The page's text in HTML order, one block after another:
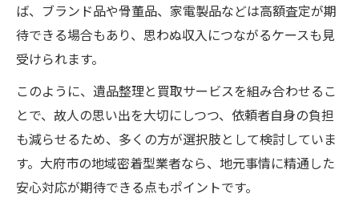
ば、ブランド品や骨董品、家電製品などは高額査定が期
待できる場合もあり、思わぬ収入につながるケースも見
受けられます。
このように、遺品整理と買取サービスを組み合わせるこ
とで、故人の思い出を大切にしつつ、依頼者自身の負担
も減らせるため、多くの方が選択肢として検討していま
す。大府市の地域密着型業者なら、地元事情に精通した
安心対応が期待できる点もポイントです。